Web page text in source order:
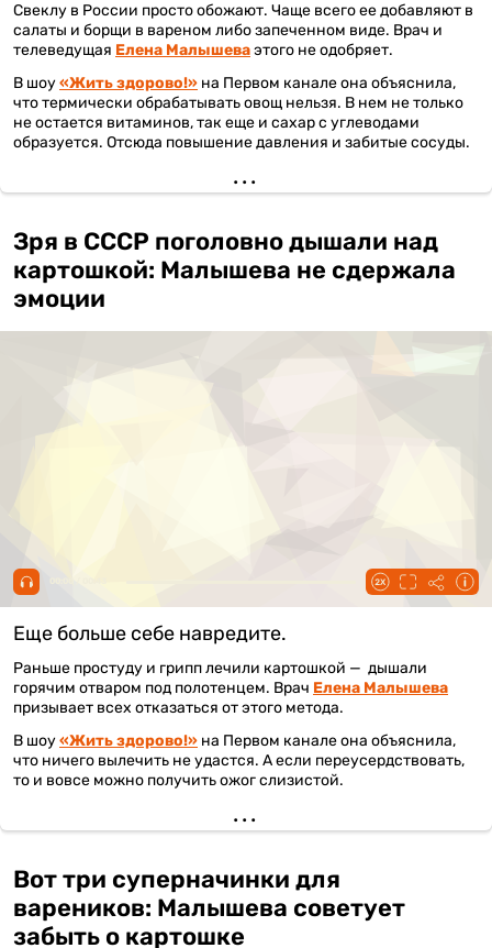
Свеклу в России просто обожают. Чаще всего ее добавляют в
салаты и борщи в вареном либо запеченном виде. Врач и
телеведущая Елена Малышеваэтого не одобряет.
В шоу«Жить здорово!» на Первом канале она объяснила,
что термически обрабатывать овощ нельзя. В нем не только
не остается витаминов, так еще и сахар с углеводами
образуется. Отсюда повышение давления и забитые сосуды.
Зря в СССР поголовно дышали над
картошкой: Малышева не сдержала
эмоции
Еще больше себе навредите.
Раньше простуду и грипп лечили картошкой — дышали
горячим отваром под полотенцем. Врач Елена Малышева
призывает всех отказаться от этого метода.
В шоу«Жить здорово!» на Первом канале она объяснила,
что ничего вылечить не удастся. А если переусердствовать,
то и вовсе можно получить ожог слизистой.
Вот три суперначинки для
вареников: Малышева советует
забыть о картошке